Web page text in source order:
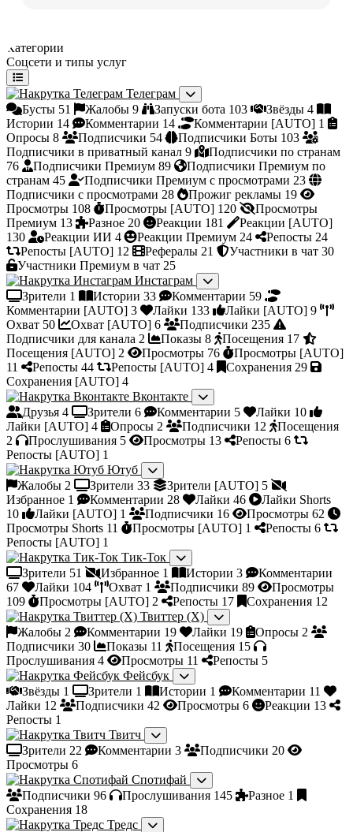
Категории
Соцсети и типы услуг
Телеграм
Бусты 51 Жалобы 9 Запуски бота 103 Звёзды 4
Истории 14 Комментарии 14 Комментарии [AUTO] 1
Опросы 8 Подписчики 54 Подписчики Боты 103
Подписчики в приватный канал 9
Подписчики по странам
76
Подписчики Премиум 89
Подписчики Премиум по
странам 45 Подписчики Премиум с просмотрами 23
Подписчики с просмотрами 28 Прожиг рекламы 19
Просмотры 108 Просмотры [AUTO] 120
Просмотры
Премиум 13 Разное 20 Реакции 181
Реакции [AUTO]
130
Реакции ИИ 4 Реакции Премиум 24 Репосты 24
Репосты [AUTO] 12 Рефералы 21 Участники в чат 30
Участники Премиум в чат 25
Инстаграм
Зрители 1 Истории 33 Комментарии 59
Комментарии [AUTO] 3 Лайки 133 Лайки [AUTO] 9
Охват 50 Охват [AUTO] 6 Подписчики 235
Подписчики для канала 2 Показы 8 Посещения 17
Посещения [AUTO] 2 Просмотры 76
Просмотры [AUTO]
11
Репосты 44 Репосты [AUTO] 4 Сохранения 29
Сохранения [AUTO] 4
Вконтакте
Друзья 4 Зрители 6 Комментарии 5 Лайки 10
Лайки [AUTO] 4 Опросы 2 Подписчики 12
Посещения
2
Прослушивания 5 Просмотры 13 Репосты 6
Репосты [AUTO] 1
Ютуб
Жалобы 2 Зрители 33 Зрители [AUTO] 5
Избранное 1 Комментарии 28 Лайки 46
Лайки Shorts
10
Лайки [AUTO] 1 Подписчики 16 Просмотры 62
Просмотры Shorts 11 Просмотры [AUTO] 1 Репосты 6
Репосты [AUTO] 1
Тик-Ток
Зрители 51 Избранное 1 Истории 3
Комментарии
67
Лайки 104 Охват 1 Подписчики 89
Просмотры
109
Просмотры [AUTO] 2 Репосты 17 Сохранения 12
Твиттер (X)
Жалобы 2 Комментарии 19 Лайки 19 Опросы 2
Подписчики 30 Показы 11 Посещения 15
Прослушивания 4 Просмотры 11 Репосты 5
Фейсбук
Звёзды 1 Зрители 1 Истории 1 Комментарии 11
Лайки 12 Подписчики 42 Просмотры 6 Реакции 13
Репосты 1
Твитч
Зрители 22 Комментарии 3 Подписчики 20
Просмотры 6
Спотифай
Подписчики 96 Прослушивания 145 Разное 1
Сохранения 18
Тредс